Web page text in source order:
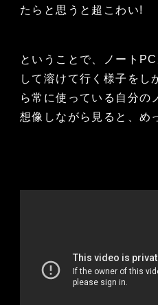
たらと思うと超こわい!
ということで、ノート
して溶けて行く様子をし
ら常に使っている自分の
想像しながら見ると、め